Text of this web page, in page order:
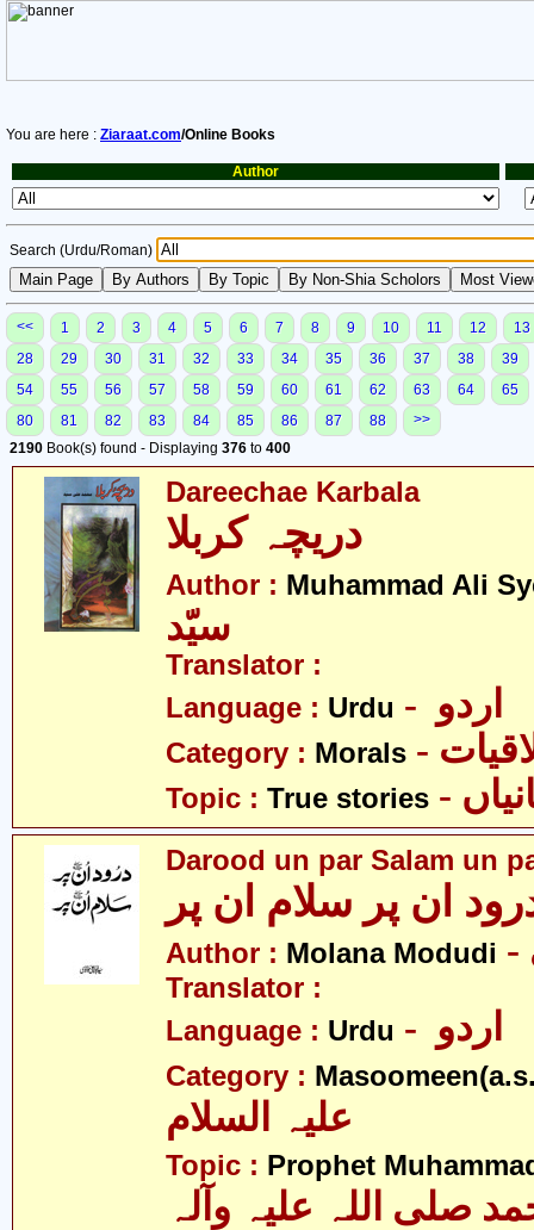
You are here : Ziaraat.com/Online Books
Author
Search (Urdu/Roman)
<< 1 2 3 4 5 6 7 8 9 10 11 12
13
28
29 30 31 32 33 34 35 36 37 38
39
54
55 56 57 58 59 60 61 62 63 64
65
80
81 82 83 84 85 86 87 88
>>
2190 Book(s) found - Displaying 376 to 400
Dareechae Karbala
Author : Muhammad Ali
سیّد
Translator :
Language : Urdu
Category : Morals
Topic : True stories
Darood un par Salam un
ان پر سلام ان پر
Author : Molana Modudi
Translator :
Language : Urdu
Category :
Topic : Prophet
صلی اللہ علیہ وآلہ